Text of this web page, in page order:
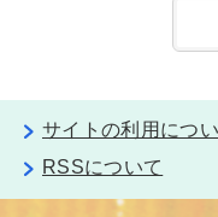
サイトの利用につ
RSSについて